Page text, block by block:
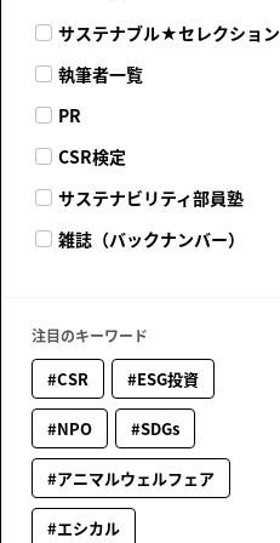
サステナブル★セレクション
執筆者一覧
PR
CSR検定
サステナビリティ部員塾
雑誌（バックナンバー）
注目のキーワード
#CSR #ESG投資
#NPO #SDGs
#アニマルウェルフェア
#エシカル